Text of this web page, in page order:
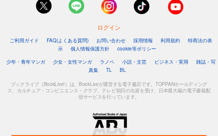
ログイン
ご利用ガイド FAQ(よくある質問) お問い合わせ 採用情報 利用規約
特商法の表
示
個人情報保護方針
cookie等ポリシー
少年・青年マンガ
少女・女性マンガ ラノベ 小説・文芸 ビジネス・実用
雑誌・写
真集
TL BL
ブックライブ（BookLive!）は、BookLiveが運営する電子書店です。TOPPANホールディング
ス、カルチュア・コンビニエンス・クラブ、テレビ朝日の出資を受け、日本最大級の電子書籍配
信サービスを行っています。